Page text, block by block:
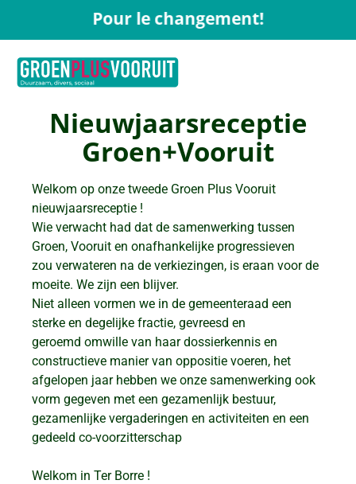
Pour le changement!
Nieuwjaarsreceptie
Groen+Vooruit
Welkom op onze tweede Groen Plus Vooruit
nieuwjaarsreceptie !
Wie verwacht had dat de samenwerking tussen
Groen, Vooruit en onafhankelijke progressieven
zou verwateren na de verkiezingen, is eraan voor de
moeite. We zijn een blijver.
Niet alleen vormen we in de gemeenteraad een
sterke en degelijke fractie, gevreesd en
geroemd omwille van haar dossierkennis en
constructieve manier van oppositie voeren, het
afgelopen jaar hebben we onze samenwerking ook
vorm gegeven met een gezamenlijk bestuur,
gezamenlijke vergaderingen en activiteiten en een
gedeeld co-voorzitterschap
Welkom in Ter Borre !